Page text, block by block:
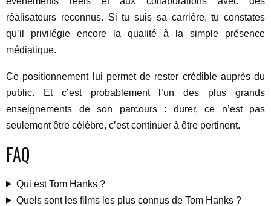
réalisateurs reconnus. Si tu suis sa carrière, tu constates
qu’il privilégie encore la qualité à la simple présence
médiatique.
Ce positionnement lui permet de rester crédible auprès du
public. Et c’est probablement l’un des plus grands
enseignements de son parcours : durer, ce n’est pas
seulement être célèbre, c’est continuer à être pertinent.
FAQ
Qui est Tom Hanks ?
Quels sont les films les plus connus de Tom Hanks ?